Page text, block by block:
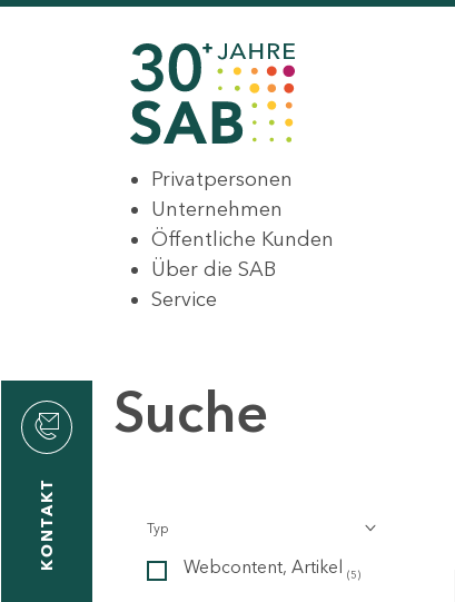
Privatpersonen
Unternehmen
Öffentliche Kunden
Über die SAB
Service
KONTAKT
Suche
Typ
Webcontent, Artikel (5)